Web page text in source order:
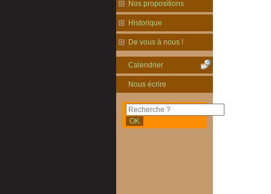
Nos propositions
Historique
De vous à nous !
Calendrier
Nous écrire